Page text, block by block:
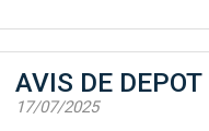
AVIS DE
17/07/2025